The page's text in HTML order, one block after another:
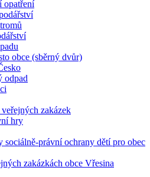
opatření
obce (sběrný dvůr)
odpad
zakázek
hry
sociálně-právní ochrany dětí pro obec
zakázkách obce Vřesina